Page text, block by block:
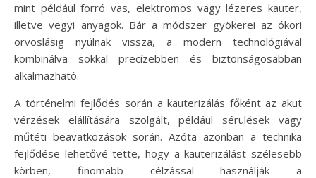
mint például forró vas, elektromos vagy lézeres kauter,
illetve vegyi anyagok. Bár a módszer gyökerei az ókori
orvoslásig nyúlnak vissza, a modern technológiával
kombinálva sokkal precízebben és biztonságosabban
alkalmazható.
A történelmi fejlődés során a kauterizálás főként az akut
vérzések elállítására szolgált, például sérülések vagy
műtéti beavatkozások során. Azóta azonban a technika
fejlődése lehetővé tette, hogy a kauterizálást szélesebb
körben, finomabb célzással használják a